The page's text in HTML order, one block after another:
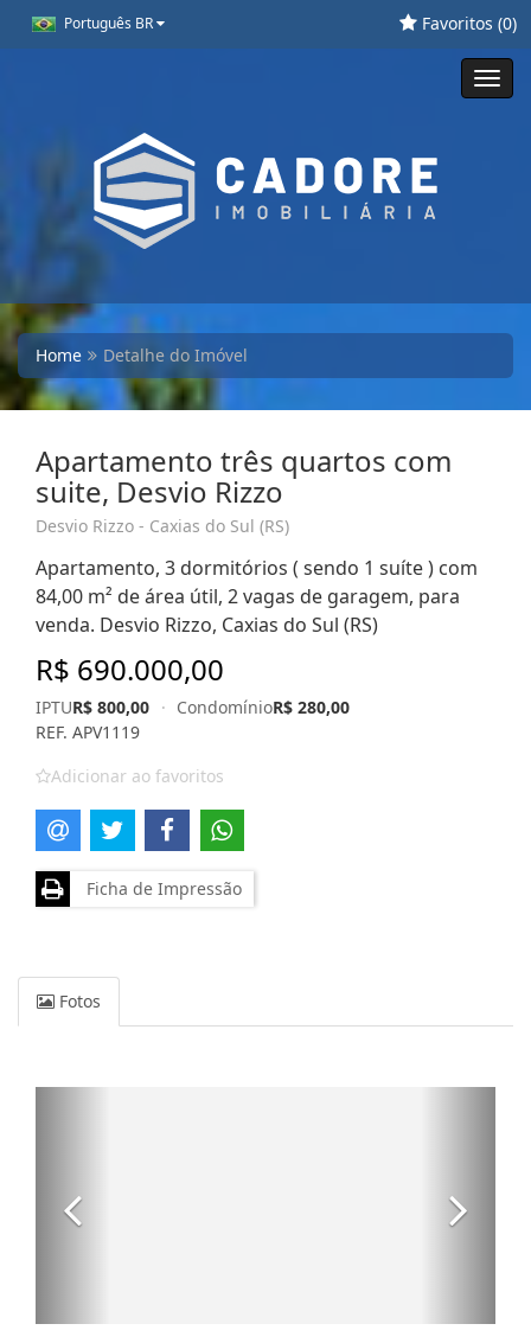
Português BR Favoritos (0)
Home Detalhe do Imóvel
Apartamento três quartos com
suite, Desvio Rizzo
Desvio Rizzo - Caxias do Sul (RS)
Apartamento, 3 dormitórios ( sendo 1 suíte ) com
84,00 m² de área útil, 2 vagas de garagem, para
venda. Desvio Rizzo, Caxias do Sul (RS)
R$ 690.000,00
IPTUR$ 800,00 · CondomínioR$ 280,00
REF. APV1119
Adicionar ao favoritos
Ficha de Impressão
Fotos